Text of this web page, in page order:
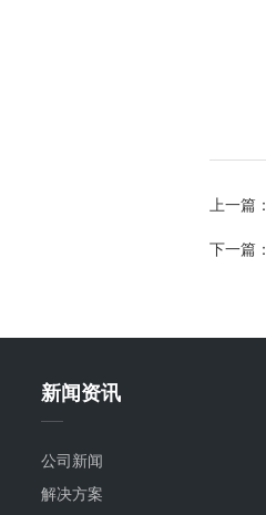
上一篇：
下一篇：
新闻资讯
公司新闻
解决方案